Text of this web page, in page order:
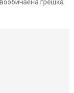
грешка